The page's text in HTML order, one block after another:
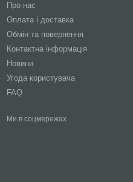
Про нас
Оплата і доставка
Обмін та повернення
Контактна інформація
Новини
Угода користувача
FAQ
Ми в соцмережах